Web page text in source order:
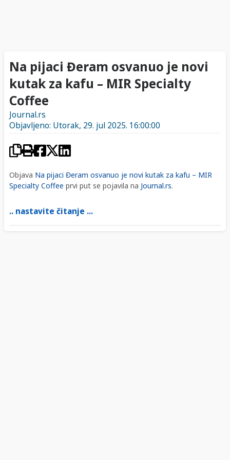
Na pijaci Đeram osvanuo je novi
kutak za kafu – MIR Specialty
Coffee
Journal.rs
Objavljeno: Utorak, 29. jul 2025. 16:00:00
Objava Na pijaci Đeram osvanuo je novi kutak za kafu – MIR
Specialty Coffee prvi put se pojavila na Journal.rs.
.. nastavite čitanje ...